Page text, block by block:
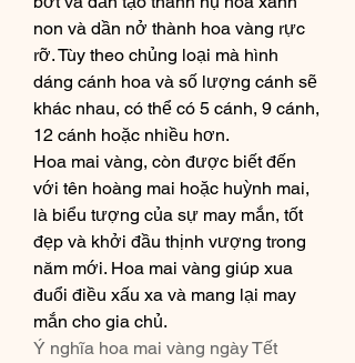
non và dần nở thành hoa vàng rực
rỡ. Tùy theo chủng loại mà hình
dáng cánh hoa và số lượng cánh sẽ
khác nhau, có thể có 5 cánh, 9 cánh,
12 cánh hoặc nhiều hơn.
Hoa mai vàng, còn được biết đến
với tên hoàng mai hoặc huỳnh mai,
là biểu tượng của sự may mắn, tốt
đẹp và khởi đầu thịnh vượng trong
năm mới. Hoa mai vàng giúp xua
đuổi điều xấu xa và mang lại may
mắn cho gia chủ.
Ý nghĩa hoa mai vàng ngày Tết